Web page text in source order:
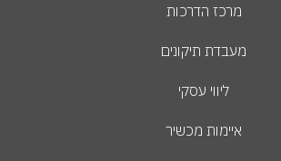
מרכז הדרכות
מעבדת תיקונים
ליווי עסקי
איימות מכשיר